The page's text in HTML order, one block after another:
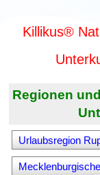
Killikus®
Regionen
Urlaubsregion